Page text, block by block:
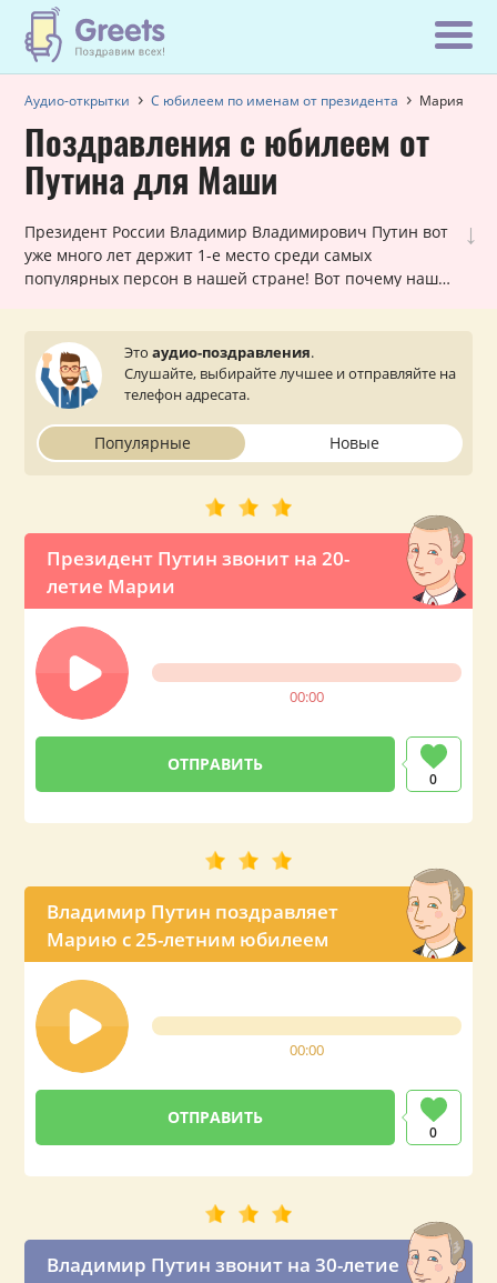
Аудио-открытки С юбилеем по именам от президента Мария
Поздравления с юбилеем от
Путина для Маши
↓
Президент России Владимир Владимирович Путин вот
уже много лет держит 1-е место среди самых
популярных персон в нашей стране! Вот почему наши
самых заказываемых именных поздравлений. Они
лично обращаются к каждой женщине и оставляют
очень приятное впечатление. Просто выберите
и звонок от президента поступит на телефон вашей
близкой или знакомой Марии.
Этоаудио-поздравления.
Слушайте, выбирайте лучшее и отправляйте на
телефон адресата.
Популярные Новые
Президент Путин звонит на 20-
летие Марии
00:00
0
Владимир Путин поздравляет
Марию с 25-летним юбилеем
00:00
0
Владимир Путин звонит на 30-летие